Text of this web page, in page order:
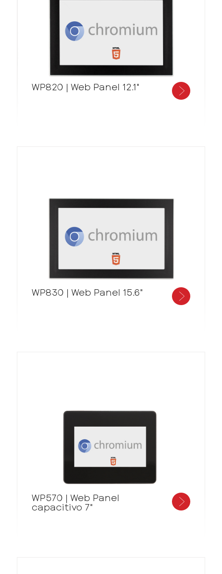
WP820 | Web Panel 12.1"
WP830 | Web Panel 15.6"
WP570 | Web Panel
capacitivo 7"